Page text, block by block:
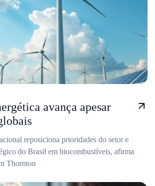
avança apesar
reposiciona prioridades do setor e
do Brasil em biocombustíveis, afirma
Thornton